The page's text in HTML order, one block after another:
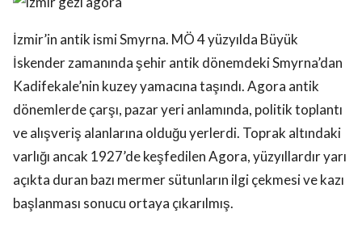
İzmir’in antik ismi Smyrna. MÖ 4 yüzyılda Büyük
İskender zamanında şehir antik dönemdeki Smyrna’dan
Kadifekale’nin kuzey yamacına taşındı. Agora antik
dönemlerde çarşı, pazar yeri anlamında, politik toplantı
ve alışveriş alanlarına olduğu yerlerdi. Toprak altındaki
varlığı ancak 1927’de keşfedilen Agora, yüzyıllardır yarı
açıkta duran bazı mermer sütunların ilgi çekmesi ve kazı
başlanması sonucu ortaya çıkarılmış.